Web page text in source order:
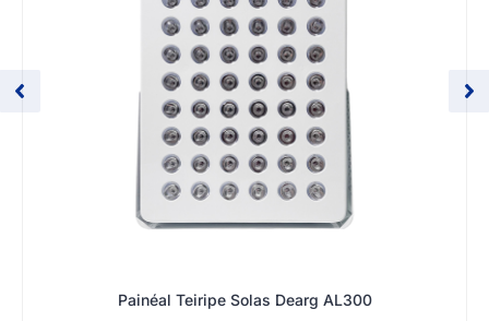
Painéal Teiripe Solas Dearg AL300